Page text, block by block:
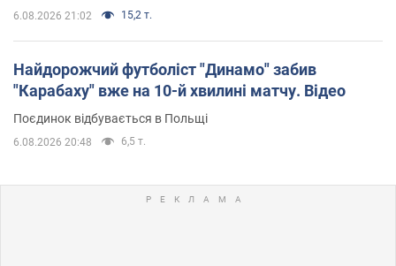
6.08.2026 21:02 15,2 т.
Найдорожчий футболіст "Динамо" забив
"Карабаху" вже на 10-й хвилині матчу. Відео
Поєдинок відбувається в Польщі
6.08.2026 20:48 6,5 т.